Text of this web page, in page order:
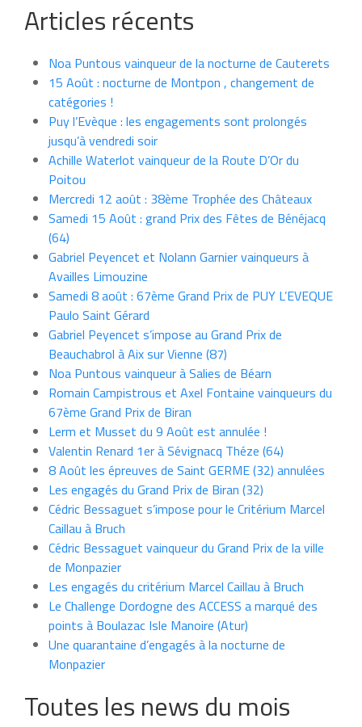
Articles récents
Noa Puntous vainqueur de la nocturne de Cauterets
15 Août : nocturne de Montpon , changement de
catégories !
Puy l’Evèque : les engagements sont prolongés
jusqu’à vendredi soir
Achille Waterlot vainqueur de la Route D’Or du
Poitou
Mercredi 12 août : 38ème Trophée des Châteaux
Samedi 15 Août : grand Prix des Fêtes de Bénéjacq
(64)
Gabriel Peyencet et Nolann Garnier vainqueurs à
Availles Limouzine
Samedi 8 août : 67ème Grand Prix de PUY L’EVEQUE
Paulo Saint Gérard
Gabriel Peyencet s’impose au Grand Prix de
Beauchabrol à Aix sur Vienne (87)
Noa Puntous vainqueur à Salies de Béarn
Romain Campistrous et Axel Fontaine vainqueurs du
67ème Grand Prix de Biran
Lerm et Musset du 9 Août est annulée !
Valentin Renard 1er à Sévignacq Théze (64)
8 Août les épreuves de Saint GERME (32) annulées
Les engagés du Grand Prix de Biran (32)
Cédric Bessaguet s’impose pour le Critérium Marcel
Caillau à Bruch
Cédric Bessaguet vainqueur du Grand Prix de la ville
de Monpazier
Les engagés du critérium Marcel Caillau à Bruch
Le Challenge Dordogne des ACCESS a marqué des
points à Boulazac Isle Manoire (Atur)
Une quarantaine d’engagés à la nocturne de
Monpazier
Toutes les news du mois